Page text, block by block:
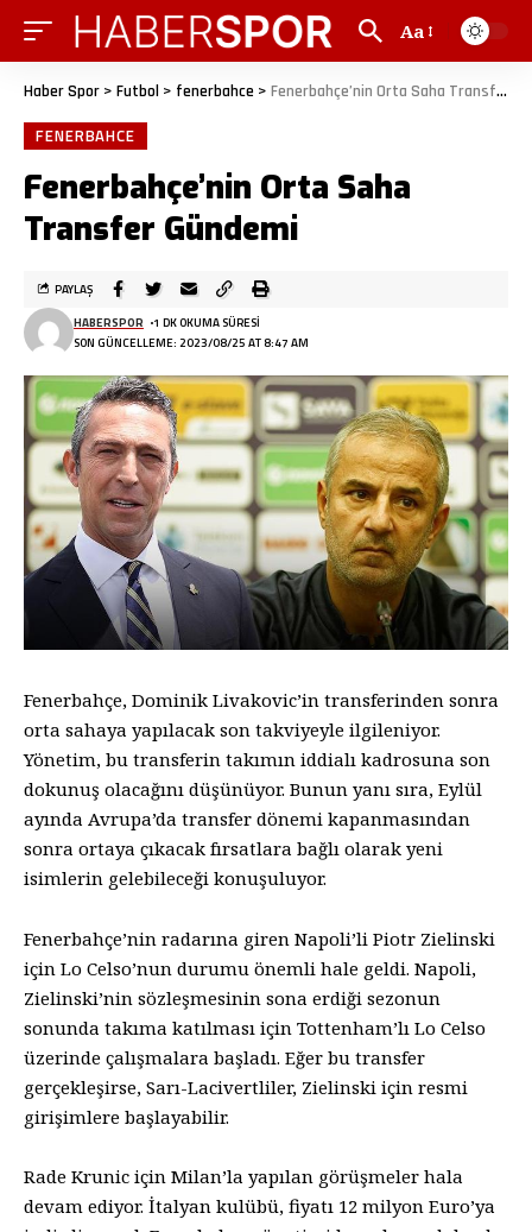
Aa
Haber Spor > Futbol > fenerbahce > Fenerbahçe’nin Orta Saha Transfer Gündemi
FENERBAHCE
Fenerbahçe’nin Orta Saha
Transfer Gündemi
SON GÜNCELLEME: 2023/08/25 AT 8:47 AM
HABERSPOR 1 DK OKUMA SÜRESI
PAYLAŞ
Fenerbahçe, Dominik Livakovic’in transferinden sonra
orta sahaya yapılacak son takviyeyle ilgileniyor.
Yönetim, bu transferin takımın iddialı kadrosuna son
dokunuş olacağını düşünüyor. Bunun yanı sıra, Eylül
ayında Avrupa’da transfer dönemi kapanmasından
sonra ortaya çıkacak fırsatlara bağlı olarak yeni
isimlerin gelebileceği konuşuluyor.
Fenerbahçe’nin radarına giren Napoli’li Piotr Zielinski
için Lo Celso’nun durumu önemli hale geldi. Napoli,
Zielinski’nin sözleşmesinin sona erdiği sezonun
sonunda takıma katılması için Tottenham’lı Lo Celso
üzerinde çalışmalara başladı. Eğer bu transfer
gerçekleşirse, Sarı-Lacivertliler, Zielinski için resmi
girişimlere başlayabilir.
Rade Krunic için Milan’la yapılan görüşmeler hala
devam ediyor. İtalyan kulübü, fiyatı 12 milyon Euro’ya